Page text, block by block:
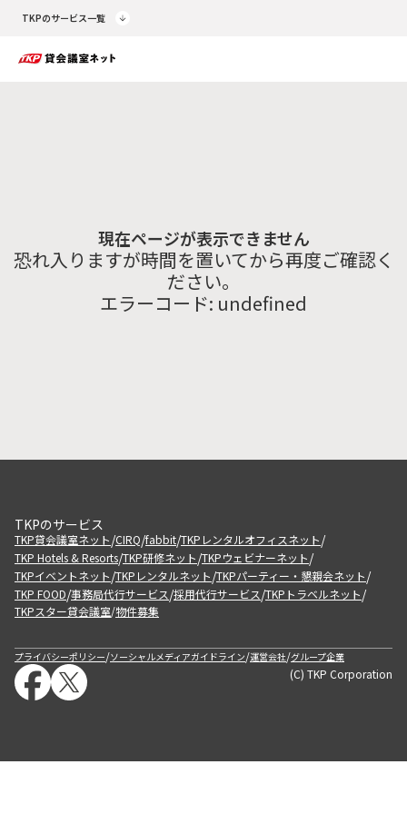
TKPのサービス一覧
現在ページが表示できません
恐れ入りますが時間を置いてから再度ご確認く
ださい。
エラーコード: undefined
TKPのサービス
TKP貸会議室ネット/CIRQ/fabbit/TKPレンタルオフィスネット/
TKP Hotels & Resorts/TKP研修ネット/TKPウェビナーネット/
TKPイベントネット/TKPレンタルネット/TKPパーティー・懇親会ネット/
TKP FOOD/事務局代行サービス/採用代行サービス/TKPトラベルネット/
TKPスター貸会議室/物件募集
プライバシーポリシー/ソーシャルメディアガイドライン/運営会社/グループ企業
(C) TKP Corporation